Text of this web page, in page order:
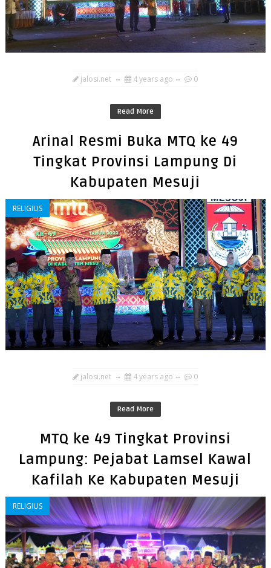
jalosi.net 4 years ago 0
Read More
Arinal Resmi Buka MTQ ke 49
Tingkat Provinsi Lampung Di
Kabupaten Mesuji
RELIGIUS
jalosi.net 4 years ago 0
Read More
MTQ ke 49 Tingkat Provinsi
Lampung: Pejabat Lamsel Kawal
Kafilah Ke Kabupaten Mesuji
RELIGIUS